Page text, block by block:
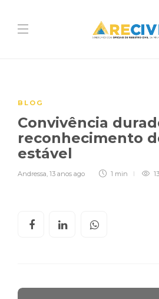
BLOG
Convivência
reconhecimento
estável
Andressa, 13 anos ago 1 min